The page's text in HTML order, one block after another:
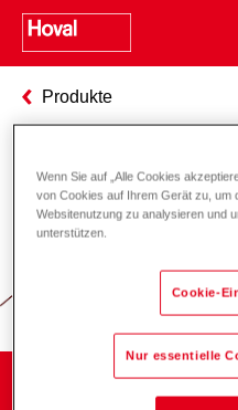
Produkte
Wenn Sie auf „Alle Cookies
von Cookies auf Ihrem Gerät zu, um
Websitenutzung zu analysieren und
unterstützen.
Cookie-
Nur essentielle